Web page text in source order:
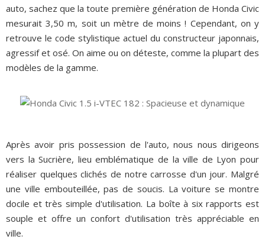
auto, sachez que la toute première génération de Honda Civic
mesurait 3,50 m, soit un mètre de moins ! Cependant, on y
retrouve le code stylistique actuel du constructeur japonnais,
agressif et osé. On aime ou on déteste, comme la plupart des
modèles de la gamme.
Après avoir pris possession de l'auto, nous nous dirigeons
vers la Sucrière, lieu emblématique de la ville de Lyon pour
réaliser quelques clichés de notre carrosse d'un jour. Malgré
une ville embouteillée, pas de soucis. La voiture se montre
docile et très simple d'utilisation. La boîte à six rapports est
souple et offre un confort d'utilisation très appréciable en
ville.